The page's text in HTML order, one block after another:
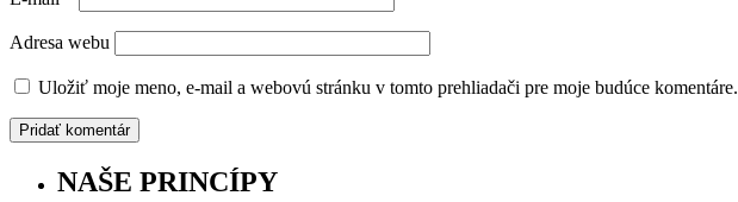
Adresa webu
Uložiť moje meno, e-mail a webovú stránku v tomto prehliadači pre moje budúce komentáre.
NAŠE PRINCÍPY